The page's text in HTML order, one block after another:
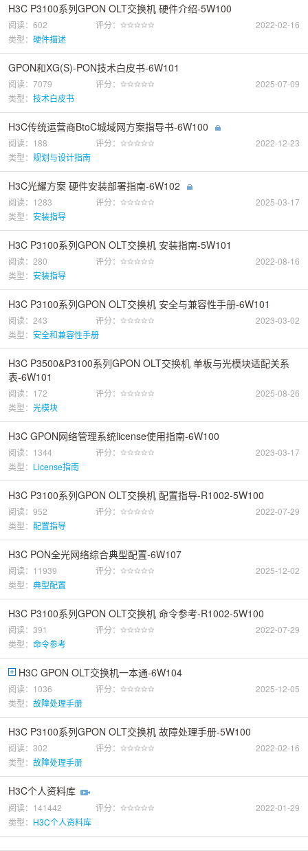
H3C P3100系列GPON OLT交换机 硬件介绍-5W100
阅读：602 评分：
2022-02-16
类型： 硬件描述
GPON和XG(S)-PON技术白皮书-6W101
阅读：7079 评分：
2025-07-09
类型： 技术白皮书
H3C传统运营商BtoC城域网方案指导书-6W100
阅读：188 评分：
2022-12-23
类型： 规划与设计指南
H3C光耀方案 硬件安装部署指南-6W102
阅读：1283 评分：
2025-03-17
类型： 安装指导
H3C P3100系列GPON OLT交换机 安装指南-5W101
阅读：280 评分：
2022-08-16
类型： 安装指导
H3C P3100系列GPON OLT交换机 安全与兼容性手册-6W101
阅读：243 评分：
2023-03-02
类型： 安全和兼容性手册
H3C P3500&P3100系列GPON OLT交换机 单板与光模块适配关系
表-6W101
阅读：172 评分：
2025-08-26
类型： 光模块
H3C GPON网络管理系统license使用指南-6W100
阅读：1344 评分：
2023-03-17
类型： License指南
H3C P3100系列GPON OLT交换机 配置指导-R1002-5W100
阅读：952 评分：
2022-07-29
类型： 配置指导
H3C PON全光网络综合典型配置-6W107
阅读：11939 评分：
2025-12-02
类型： 典型配置
H3C P3100系列GPON OLT交换机 命令参考-R1002-5W100
阅读：391 评分：
2022-07-29
类型： 命令参考
H3C GPON OLT交换机一本通-6W104
阅读：1036 评分：
2025-12-05
类型： 故障处理手册
H3C P3100系列GPON OLT交换机 故障处理手册-5W100
阅读：302 评分：
2022-02-16
类型： 故障处理手册
H3C个人资料库
阅读：141442 评分：
2022-01-29
类型： H3C个人资料库